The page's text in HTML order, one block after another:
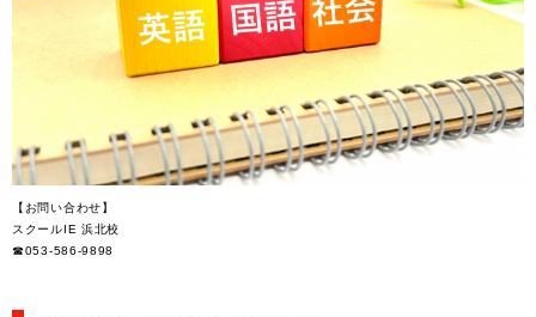
【お問い合わせ】
スクールIE 浜北校
☎053-586-9898